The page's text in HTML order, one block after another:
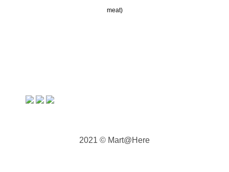
meat)
2021 © Mart@Here